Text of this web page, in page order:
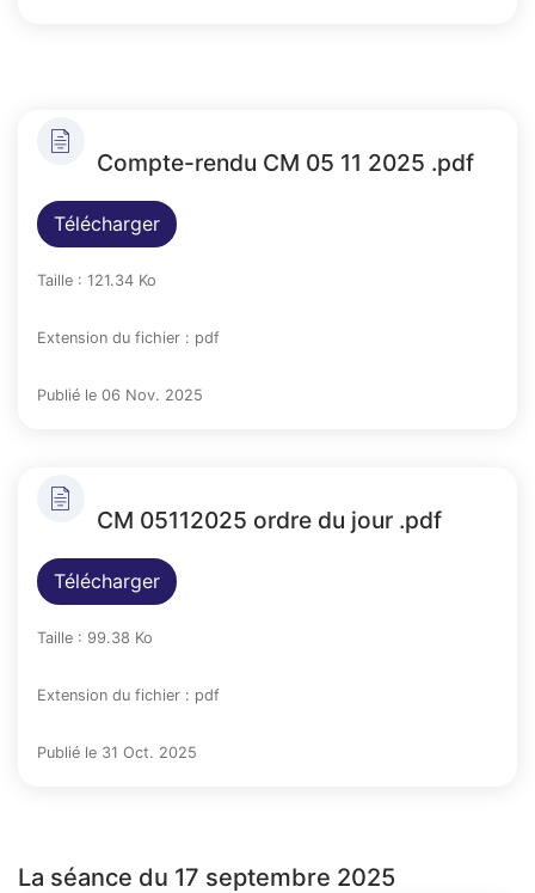
Compte-rendu CM 05 11 2025 .pdf
Télécharger
Taille : 121.34 Ko
Extension du fichier : pdf
Publié le 06 Nov. 2025
CM 05112025 ordre du jour .pdf
Télécharger
Taille : 99.38 Ko
Extension du fichier : pdf
Publié le 31 Oct. 2025
La séance du 17 septembre 2025